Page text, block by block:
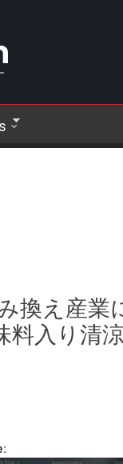
換え産業
料入り清